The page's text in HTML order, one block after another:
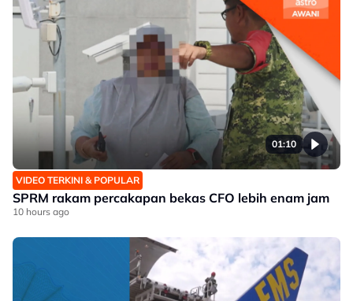
01:10
VIDEO TERKINI & POPULAR
SPRM rakam percakapan bekas CFO lebih enam jam
10 hours ago